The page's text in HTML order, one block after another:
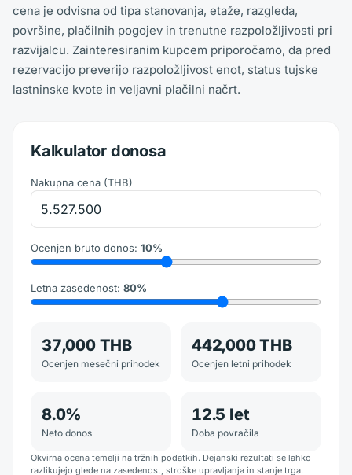
cena je odvisna od tipa stanovanja, etaže, razgleda,
površine, plačilnih pogojev in trenutne razpoložljivosti pri
razvijalcu. Zainteresiranim kupcem priporočamo, da pred
rezervacijo preverijo razpoložljivost enot, status tujske
lastninske kvote in veljavni plačilni načrt.
Kalkulator donosa
Nakupna cena (THB)
Ocenjen bruto donos: 10%
Letna zasedenost: 80%
37,000 THB
Ocenjen mesečni prihodek
442,000 THB
Ocenjen letni prihodek
8.0%
Neto donos
12.5 let
Doba povračila
Okvirna ocena temelji na tržnih podatkih. Dejanski rezultati se lahko
razlikujejo glede na zasedenost, stroške upravljanja in stanje trga.